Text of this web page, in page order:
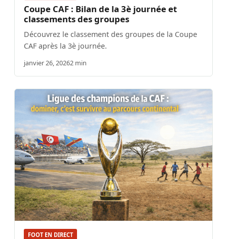
Coupe CAF : Bilan de la 3è journée et
classements des groupes
Découvrez le classement des groupes de la Coupe
CAF après la 3è journée.
janvier 26, 20262 min
FOOT EN DIRECT